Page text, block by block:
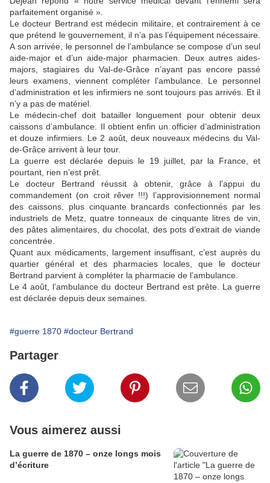
parfaitement organisé ».
Le docteur Bertrand est médecin militaire, et contrairement à ce
que prétend le gouvernement, il n’a pas l’équipement nécessaire.
A son arrivée, le personnel de l’ambulance se compose d’un seul
aide-major et d’un aide-major pharmacien. Deux autres aides-
majors, stagiaires du Val-de-Grâce n’ayant pas encore passé
leurs examens, viennent compléter l’ambulance. Le personnel
d’administration et les infirmiers ne sont toujours pas arrivés. Et il
n’y a pas de matériel.
Le médecin-chef doit batailler longuement pour obtenir deux
caissons d’ambulance. Il obtient enfin un officier d’administration
et douze infirmiers. Le 2 août, deux nouveaux médecins du Val-
de-Grâce arrivent à leur tour.
La guerre est déclarée depuis le 19 juillet, par la France, et
pourtant, rien n’est prêt.
Le docteur Bertrand réussit à obtenir, grâce à l’appui du
commandement (on croit rêver !!!) l’approvisionnement normal
des caissons, plus cinquante brancards confectionnés par les
industriels de Metz, quatre tonneaux de cinquante litres de vin,
des pâtes alimentaires, du chocolat, des pots d’extrait de viande
concentrée.
Quant aux médicaments, largement insuffisant, c’est auprès du
quartier général et des pharmacies locales, que le docteur
Bertrand parvient à compléter la pharmacie de l’ambulance.
Le 4 août, l’ambulance du docteur Bertrand est prête. La guerre
est déclarée depuis deux semaines.
#guerre 1870 #docteur Bertrand
Partager
Vous aimerez aussi
La guerre de 1870 – onze longs mois
d’écriture